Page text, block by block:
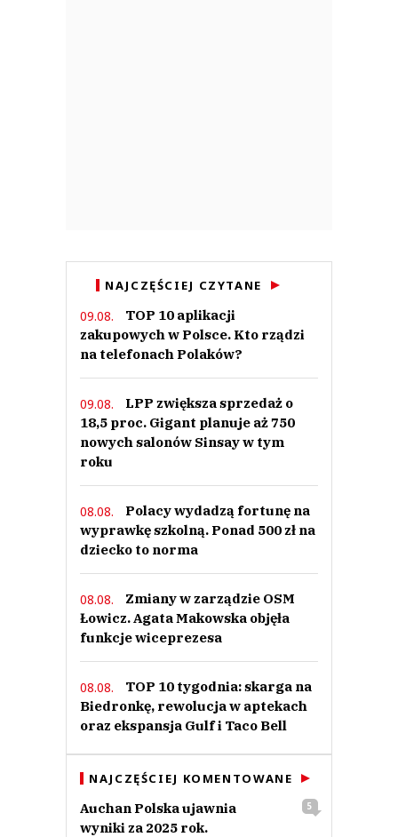
NAJCZĘŚCIEJ CZYTANE
09.08.
TOP 10 aplikacji
zakupowych w Polsce. Kto rządzi
na telefonach Polaków?
09.08.
LPP zwiększa sprzedaż o
18,5 proc. Gigant planuje aż 750
nowych salonów Sinsay w tym
roku
08.08.
Polacy wydadzą fortunę na
wyprawkę szkolną. Ponad 500 zł na
dziecko to norma
08.08.
Zmiany w zarządzie OSM
Łowicz. Agata Makowska objęła
funkcje wiceprezesa
08.08.
TOP 10 tygodnia: skarga na
Biedronkę, rewolucja w aptekach
oraz ekspansja Gulf i Taco Bell
NAJCZĘŚCIEJ KOMENTOWANE
Auchan Polska ujawnia
wyniki za 2025 rok.
5